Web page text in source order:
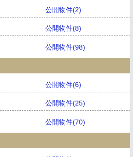
公開物件(2)
公開物件(8)
公開物件(98)
公開物件(6)
公開物件(25)
公開物件(70)